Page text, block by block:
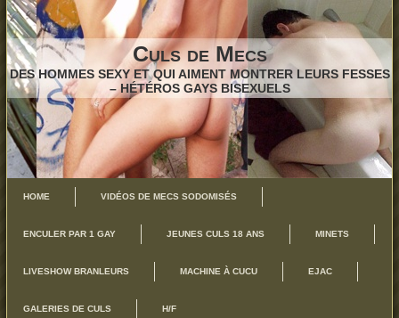
Culs de Mecs
DES HOMMES SEXY ET QUI AIMENT MONTRER LEURS FESSES
– HÉTÉROS GAYS BISEXUELS
HOME VIDÉOS DE MECS SODOMISÉS
ENCULER PAR 1 GAY JEUNES CULS 18 ANS MINETS
LIVESHOW BRANLEURS MACHINE À CUCU EJAC
GALERIES DE CULS H/F